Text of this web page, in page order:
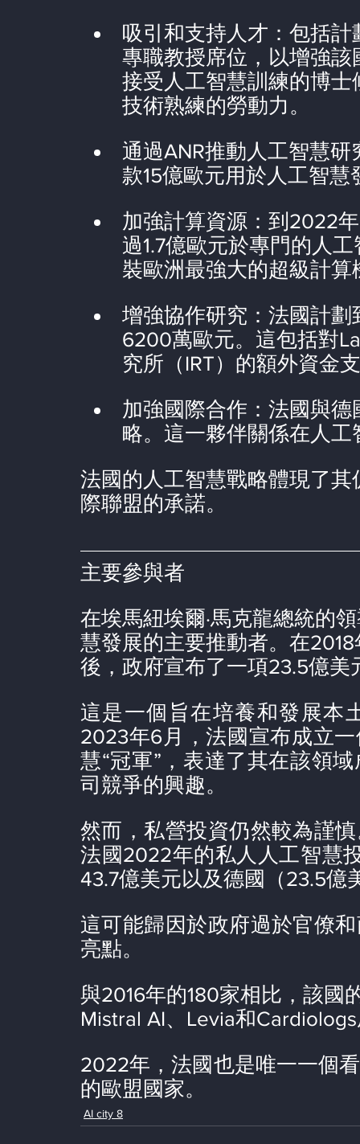
吸引和支持人才：包括
專職教授席位，以增強
接受人工智慧訓練的博
技術熟練的勞動力。
通過ANR推動人工智慧
款15億歐元用於人工智
加強計算資源：到2022
過1.7億歐元於專門的人
裝歐洲最強大的超級計算
增強協作研究：法國計
6200萬歐元。這包括對
究所（IRT）的額外資金
加強國際合作：法國與
略。這一夥伴關係在人
法國的人工智慧戰略體現了
際聯盟的承諾。
主要參與者
在埃馬紐埃爾·馬克龍總統的
慧發展的主要推動者。在
後，政府宣布了一項23.5億美
這是一個旨在培養和發展本
2023年6月，法國宣布成立
慧“冠軍”，表達了其在該領
司競爭的興趣。
然而，私營投資仍然較為謹
法國2022年的私人人工智慧
43.7億美元以及德國（23.5億
這可能歸因於政府過於官僚
亮點。
與2016年的180家相比，該國
Mistral AI、Levia和
2022年，法國也是唯一一個
的歐盟國家。
AI city 8